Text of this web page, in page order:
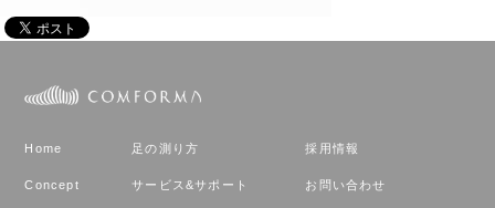
Home
Concept
足の測り方
サービス&サポート
採用情報
お問い合わせ